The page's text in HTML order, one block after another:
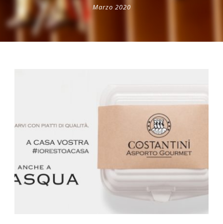
Marzo 2020